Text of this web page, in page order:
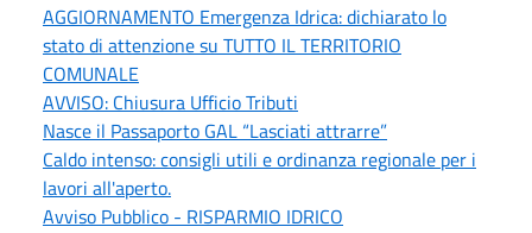
AGGIORNAMENTO Emergenza Idrica: dichiarato lo
stato di attenzione su TUTTO IL TERRITORIO
COMUNALE
AVVISO: Chiusura Ufficio Tributi
Nasce il Passaporto GAL “Lasciati attrarre”
Caldo intenso: consigli utili e ordinanza regionale per i
lavori all'aperto.
Avviso Pubblico - RISPARMIO IDRICO